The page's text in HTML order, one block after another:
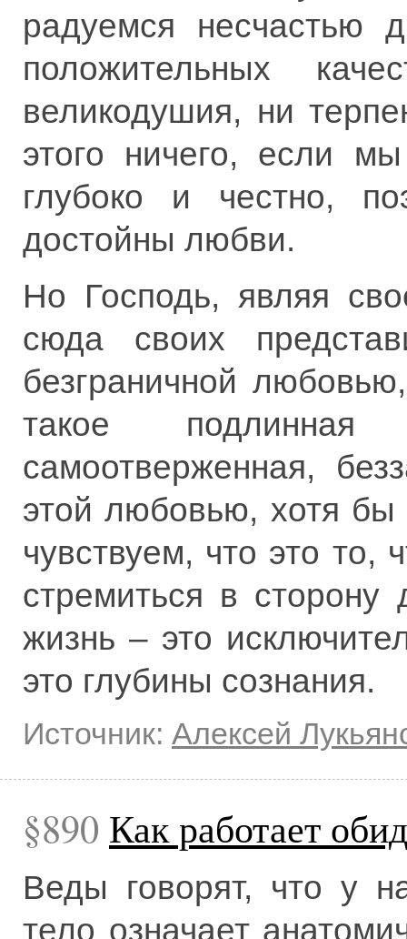
радуемся несчастью
положительных
великодушия, ни
этого ничего, если
глубоко и честно,
достойны любви.
Но Господь, являя
сюда своих
безграничной
такое подлинная
самоотверженная,
этой любовью, хотя
чувствуем, что это
стремиться в
жизнь – это
это глубины сознания.
Источник: Алексей
890 Как работает
Веды говорят, что у
тело означает